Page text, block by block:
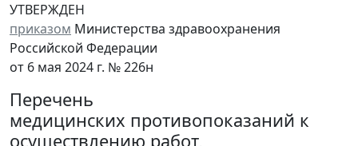
УТВЕРЖДЕН
приказом Министерства здравоохранения
Российской Федерации
от 6 мая 2024 г. № 226н
Перечень
медицинских противопоказаний к
осуществлению работ,